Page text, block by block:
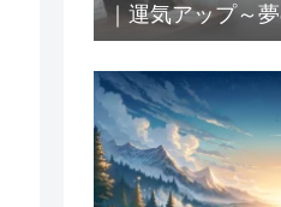
｜運気アップ～
ックス方法まで